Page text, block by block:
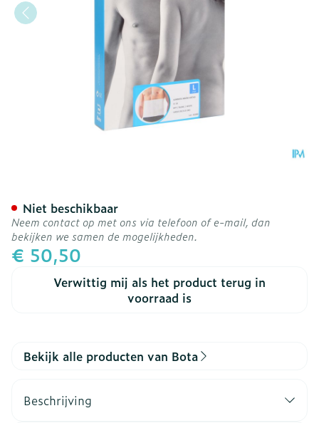
€ 50,50
Verwittig mij als het product terug in
voorraad is
Niet beschikbaar
Neem contact op met ons via telefoon of e-mail, dan
bekijken we samen de mogelijkheden.
Bekijk alle producten van Bota
Beschrijving